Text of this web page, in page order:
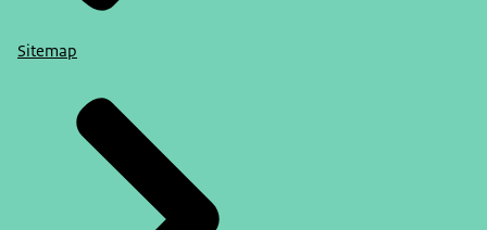
Sitemap